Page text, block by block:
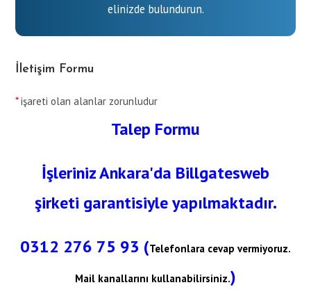
elinizde bulundurun.
İletişim Formu
*işareti olan alanlar zorunludur
Talep Formu
İşleriniz Ankara'da Billgatesweb
şirketi garantisiyle yapılmaktadır.
0312 276 75 93 (Telefonlara cevap vermiyoruz.
Mail kanallarını kullanabilirsiniz.)